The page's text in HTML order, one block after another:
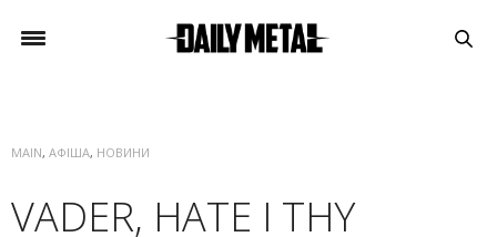
MAIN, АФІША, НОВИНИ
VADER, HATE І THY